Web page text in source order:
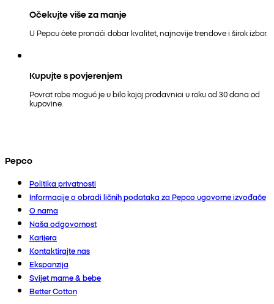
Očekujte više za manje
U Pepcu ćete pronaći dobar kvalitet, najnovije trendove i širok izbor.
Kupujte s povjerenjem
Povrat robe moguć je u bilo kojoj prodavnici u roku od 30 dana od
kupovine.
Pepco
Politika privatnosti
Informacije o obradi ličnih podataka za Pepco ugovorne izvođače
O nama
Naša odgovornost
Karijera
Kontaktirajte nas
Ekspanzija
Svijet mame & bebe
Better Cotton